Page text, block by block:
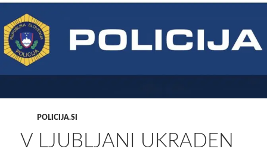
POLICIJA.SI
V LJUBLJANI UKRADEN